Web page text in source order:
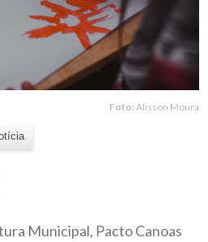
Foto: Alisson Moura
Municipal, Pacto Canoas